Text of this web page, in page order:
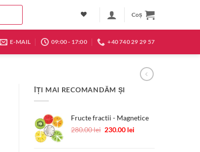
Coș
E-MAIL 09:00 - 17:00 +40 740 29 29 57
ÎȚI MAI RECOMANDĂM ȘI
Fructe fractii - Magnetice
280.00lei Prețul
230.00 lei